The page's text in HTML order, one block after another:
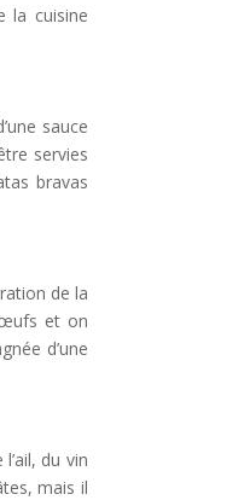
la cuisine
sauce
servies
bravas
de la
œufs et on
d’une
du vin
mais il